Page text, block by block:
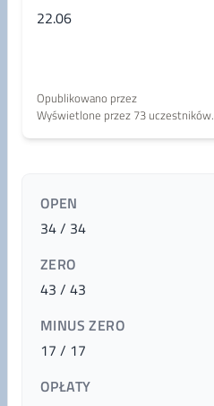
22.06
Opublikowano przez
Wyświetlone przez 73 uczestników.
OPEN
34 / 34
ZERO
43 / 43
MINUS ZERO
17 / 17
OPŁATY